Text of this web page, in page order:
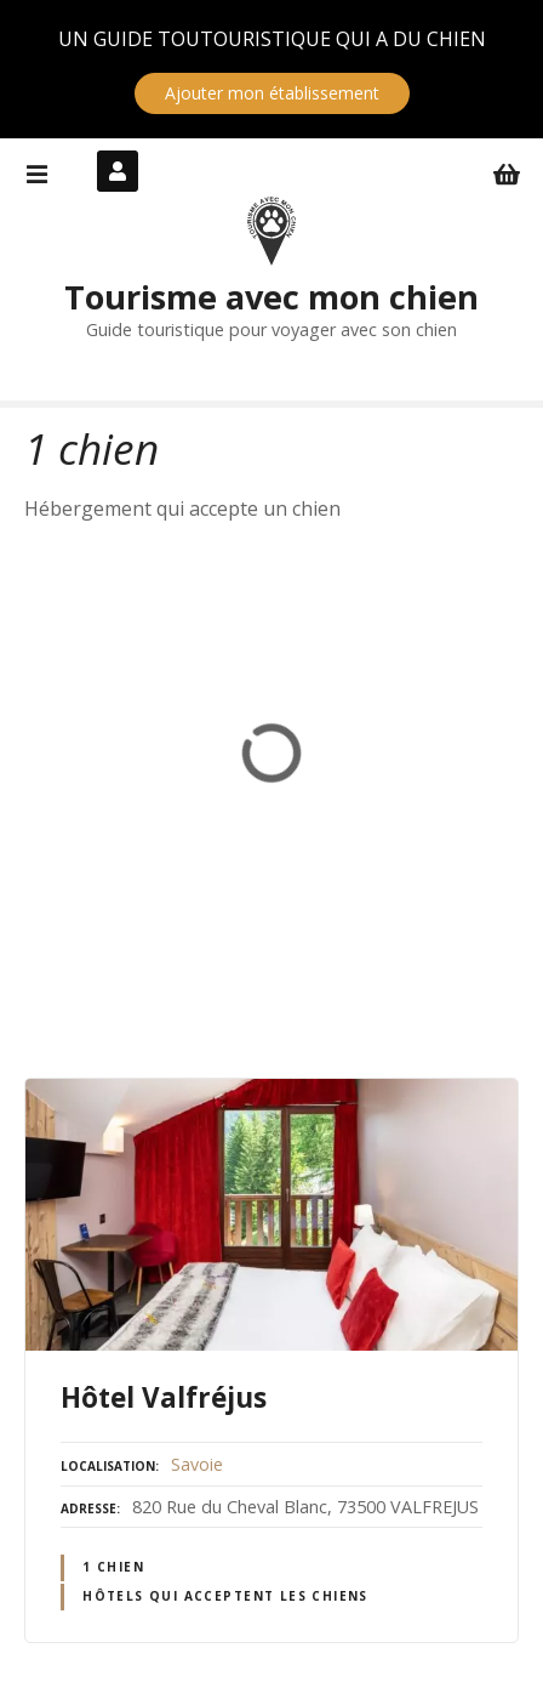
UN GUIDE TOUTOURISTIQUE QUI A DU CHIEN
Ajouter mon établissement
Tourisme avec mon chien
Guide touristique pour voyager avec son chien
1 chien
Hébergement qui accepte un chien
Hôtel Valfréjus
LOCALISATION Savoie
ADRESSE 820 Rue du Cheval Blanc, 73500 VALFREJUS
1 CHIEN
HÔTELS QUI ACCEPTENT LES CHIENS